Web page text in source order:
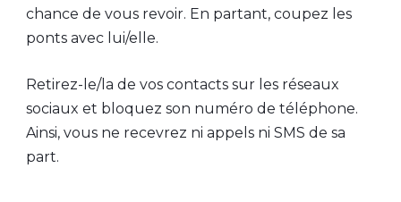
chance de vous revoir. En partant, coupez les
ponts avec lui/elle.
Retirez-le/la de vos contacts sur les réseaux
sociaux et bloquez son numéro de téléphone.
Ainsi, vous ne recevrez ni appels ni SMS de sa
part.